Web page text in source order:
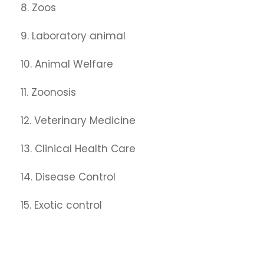
8. Zoos
9. Laboratory animal
10. Animal Welfare
11. Zoonosis
12. Veterinary Medicine
13. Clinical Health Care
14. Disease Control
15. Exotic control